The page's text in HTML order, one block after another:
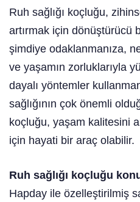
Ruh sağlığı koçluğu,
artırmak için dönüştürücü
şimdiye odaklanmanıza,
ve yaşamın zorluklarıyla
dayalı yöntemler
sağlığının çok önemli
koçluğu, yaşam kalitesini
için hayati bir araç olabilir.
Ruh sağlığı koçluğu
Hapday ile özelleştirilmiş